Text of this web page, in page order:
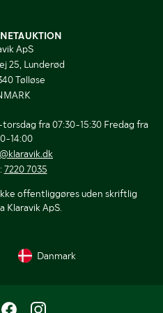
ApS
25, Lunderød
Tølløse
fra 07:30-15:30 Fredag fra
14:00
7220 7035
offentliggøres uden skriftlig
Klaravik ApS.
Danmark